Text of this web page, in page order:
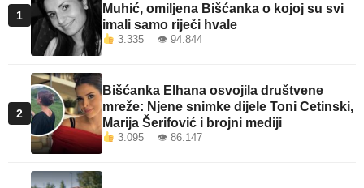
1
Muhić, omiljena Bišćanka o kojoj su svi
imali samo riječi hvale
3.335 👁 94.844
2
Bišćanka Elhana osvojila društvene
mreže: Njene snimke dijele Toni Cetinski,
Marija Šerifović i brojni mediji
3.095 👁 86.147